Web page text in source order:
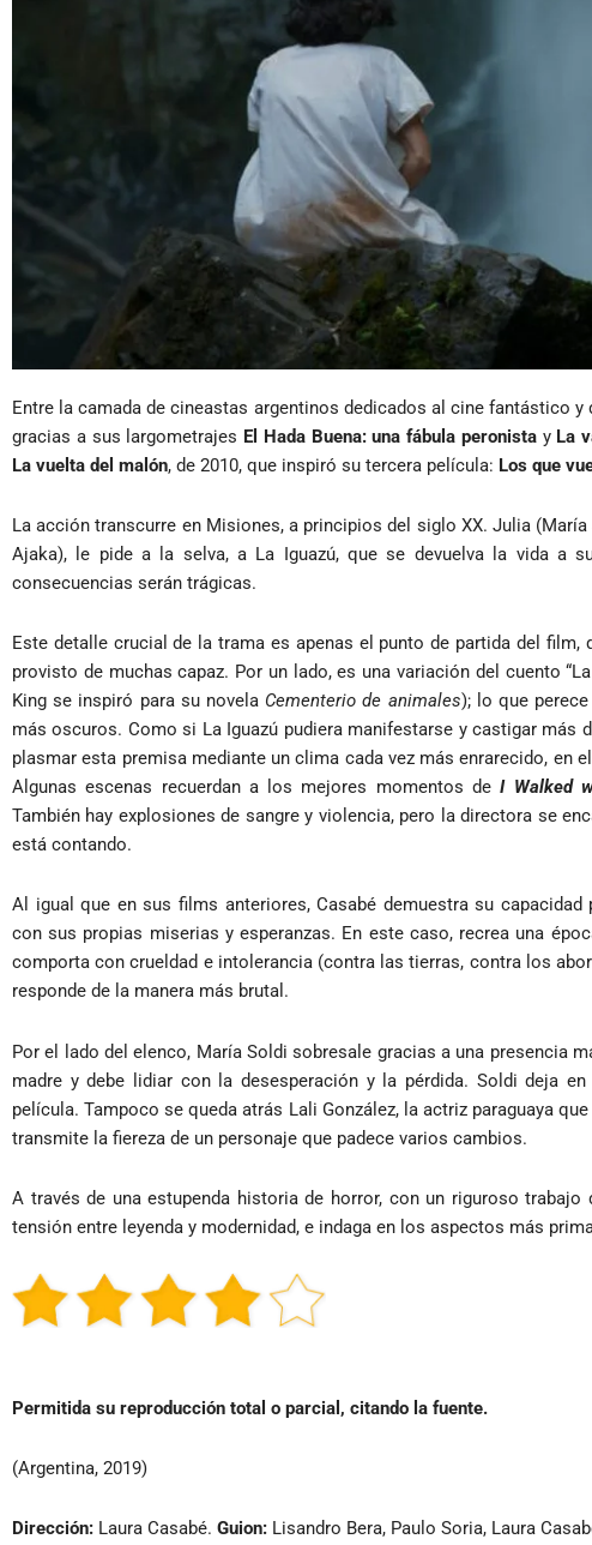
Entre la camada de cineastas argentinos dedicados al cine fantástico y
gracias a sus largometrajes El Hada Buena: una fábula peronistay La
La vuelta del malón, de 2010, que inspiró su tercera película: Los que
La acción transcurre en Misiones, a principios del siglo XX. Julia
Ajaka), le pide a la selva, a La Iguazú, que se devuelva la vida a
consecuencias serán trágicas.
Este detalle crucial de la trama es apenas el punto de partida del
provisto de muchas capaz. Por un lado, es una variación del cuento
King se inspiró para su novela Cementerio de animales); lo que
más oscuros. Como si La Iguazú pudiera manifestarse y castigar más
plasmar esta premisa mediante un clima cada vez más enrarecido, en
Algunas escenas recuerdan a los mejores momentos deI Walked
También hay explosiones de sangre y violencia, pero la directora se
está contando.
Al igual que en sus films anteriores, Casabé demuestra su
con sus propias miserias y esperanzas. En este caso, recrea una
comporta con crueldad e intolerancia (contra las tierras, contra los
responde de la manera más brutal.
Por el lado del elenco, María Soldi sobresale gracias a una presencia
madre y debe lidiar con la desesperación y la pérdida. Soldi deja
película. Tampoco se queda atrás Lali González, la actriz paraguaya
transmite la fiereza de un personaje que padece varios cambios.
A través de una estupenda historia de horror, con un riguroso trabajo
tensión entre leyenda y modernidad, e indaga en los aspectos más
Permitida su reproducción total o parcial, citando la fuente.
(Argentina, 2019)
Dirección: Laura Casabé. Guion: Lisandro Bera, Paulo Soria, Laura